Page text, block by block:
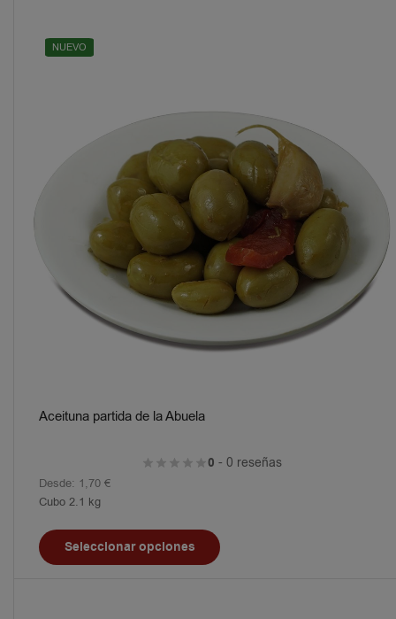
NUEVO
Aceituna partida de la Abuela
0 - 0 reseñas
Desde: 1,70 €
Cubo 2.1 kg
Seleccionar opciones